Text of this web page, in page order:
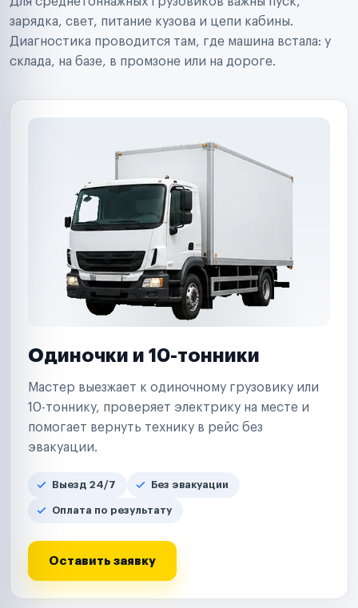
Аренда спецтехники
Ремонт спецтехники
Ритейл-сети
Управляющие компании
Страховые компании
зарядка, свет, питание кузова и цепи кабины.
Диагностика проводится там, где машина встала: у
склада, на базе, в промзоне или на дороге.
Одиночки и 10-тонники
Мастер выезжает к одиночному грузовику или
10-тоннику, проверяет электрику на месте и
помогает вернуть технику в рейс без
эвакуации.
Выезд 24/7 Без эвакуации
Оплата по результату
Оставить заявку